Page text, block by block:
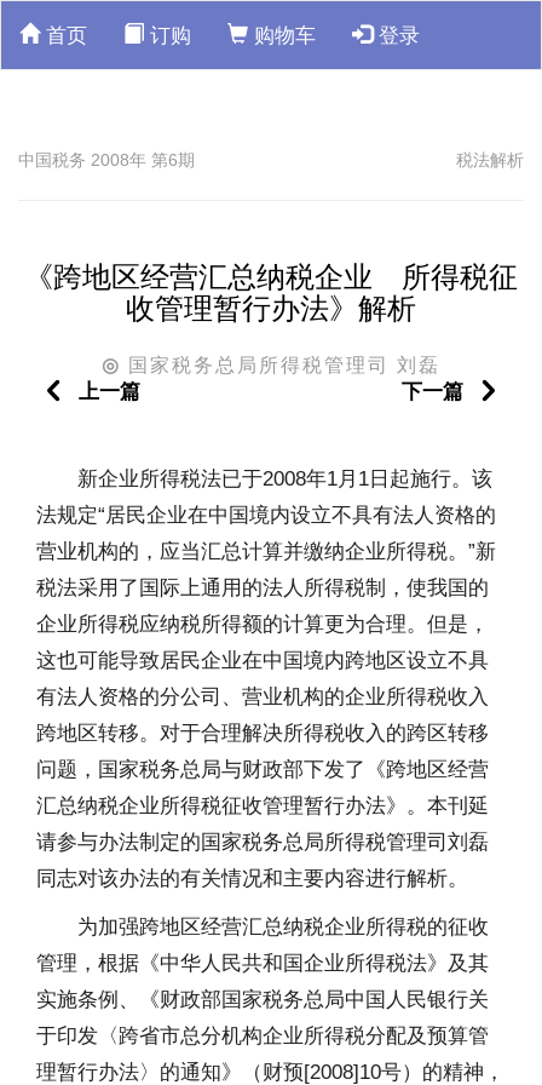
首页 订购 购物车 登录
中国税务 2008年 第6期 税法解析
《跨地区经营汇总纳税企业 所得税征
收管理暂行办法》解析
◎ 国家税务总局所得税管理司 刘磊
上一篇
下一篇
新企业所得税法已于2008年1月1日起施行。该
法规定“居民企业在中国境内设立不具有法人资格的
营业机构的，应当汇总计算并缴纳企业所得税。”新
税法采用了国际上通用的法人所得税制，使我国的
企业所得税应纳税所得额的计算更为合理。但是，
这也可能导致居民企业在中国境内跨地区设立不具
有法人资格的分公司、营业机构的企业所得税收入
跨地区转移。对于合理解决所得税收入的跨区转移
问题，国家税务总局与财政部下发了《跨地区经营
汇总纳税企业所得税征收管理暂行办法》。本刊延
请参与办法制定的国家税务总局所得税管理司刘磊
同志对该办法的有关情况和主要内容进行解析。
为加强跨地区经营汇总纳税企业所得税的征收
管理，根据《中华人民共和国企业所得税法》及其
实施条例、《财政部国家税务总局中国人民银行关
于印发〈跨省市总分机构企业所得税分配及预算管
理暂行办法〉的通知》（财预[2008]10号）的精神，